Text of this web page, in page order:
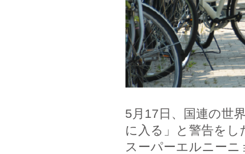
5月17日、国連の世
に入る」と警告をし
スーパーエルニー